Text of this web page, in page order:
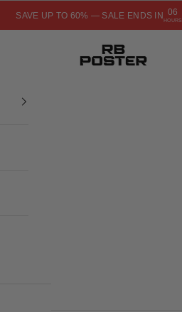
SAVE UP TO 60% — SALE ENDS IN 06
HOURS
RB POSTER